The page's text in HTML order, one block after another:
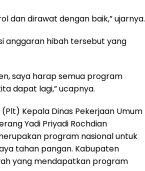
dan dirawat dengan baik,” ujarnya.
anggaran hibah tersebut yang
saya harap semua program
dapat lagi,” ucapnya.
Kepala Dinas Pekerjaan Umum
Yadi Priyadi Rochdian
program nasional untuk
tahan pangan. Kabupaten
yang mendapatkan program